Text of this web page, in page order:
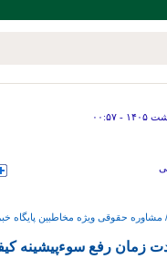
مشاوره حقوقی ویژه مخاطبین پایگاه
زمان رفع سوءپیشینه